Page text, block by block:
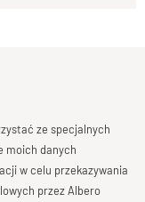
o
ze specjalnych
moich danych
w celu przekazywania
przez Albero